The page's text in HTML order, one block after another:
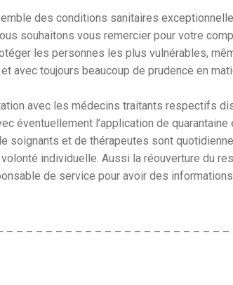
des conditions sanitaires
souhaitons vous remercier pour votre
les personnes les plus vulnérables,
avec toujours beaucoup de prudence en
avec les médecins traitants respectifs
éventuellement l’application de
soignants et de thérapeutes sont
volonté individuelle. Aussi la réouverture du
de service pour avoir des
– – – – – – – – – – – – – – – – – – – – – – –